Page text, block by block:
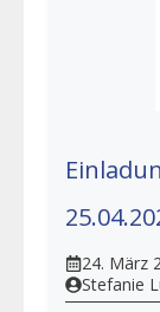
24. März
Stefanie